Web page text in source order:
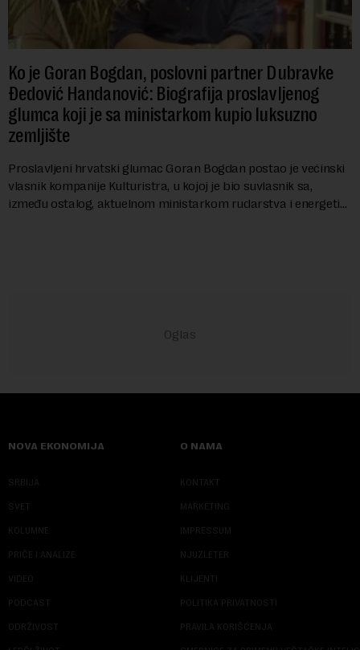
Ko je Goran Bogdan, poslovni partner Dubravke
Đedović Handanović: Biografija proslavljenog
glumca koji je sa ministarkom kupio luksuzno
zemljište
Proslavljeni hrvatski glumac Goran Bogdan postao je većinski
vlasnik kompanije Kulturistra, u kojoj je bio suvlasnik sa,
između ostalog, aktuelnom ministarkom rudarstva i energetike
NOVA EKONOMIJA
SRBIJA
SVET
KOLUMNE
PRIČE I ANALIZE
VIDEO
PODCAST
ODRŽIVOST
O NAMA
KONTAKT
MARKETING
IMPRESSUM
NJUZLETER
KLIJENTI
POLITIKA PRIVATNOSTI
PRAVILA KORIŠĆENJA